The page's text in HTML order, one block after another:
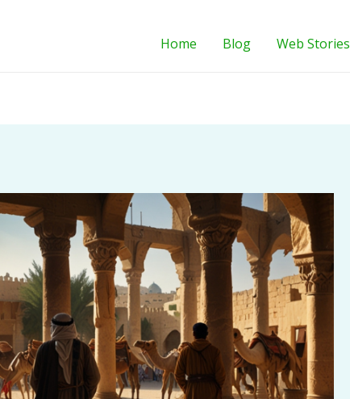
Home Blog Web Stories